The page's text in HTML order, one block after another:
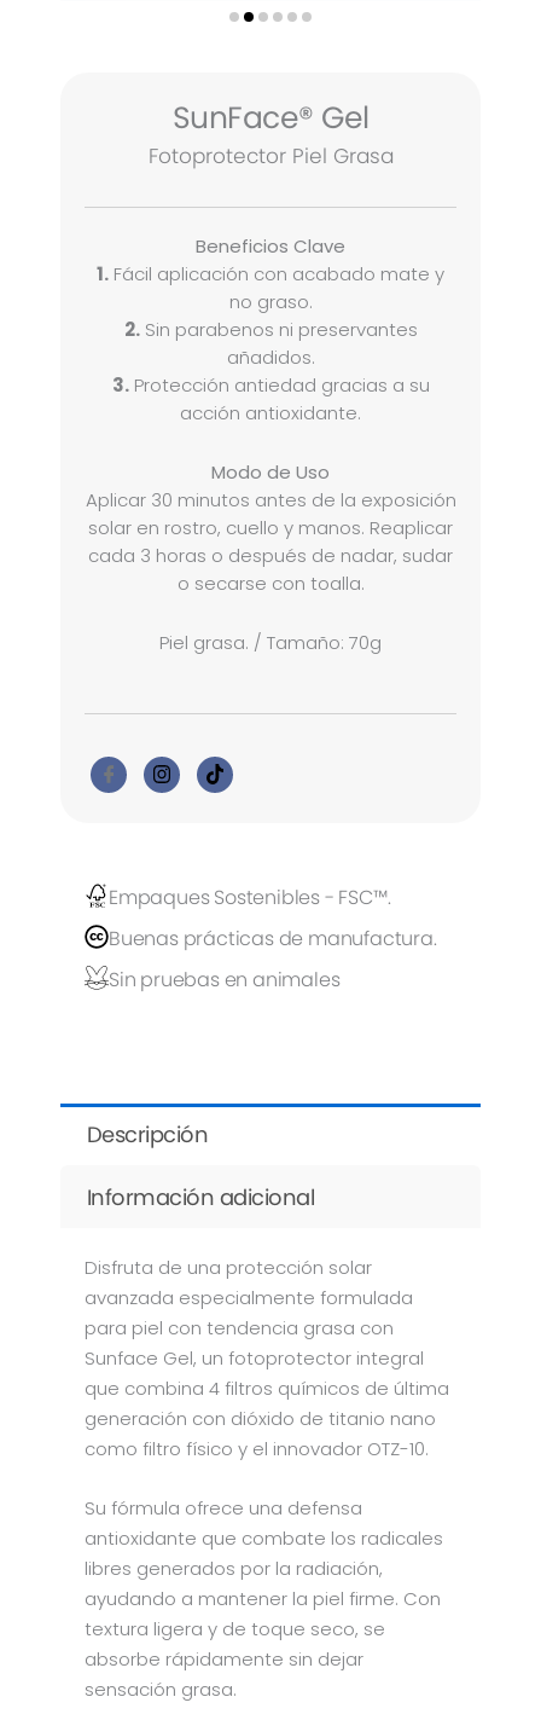
SunFace® Gel
Fotoprotector Piel Grasa
Beneficios Clave
1. Fácil aplicación con acabado mate y
no graso.
2.Sin parabenos ni preservantes
añadidos.
3.Protección antiedad gracias a su
acción antioxidante.
Modo de Uso
Aplicar 30 minutos antes de la exposición
solar en rostro, cuello y manos. Reaplicar
cada 3 horas o después de nadar, sudar
o secarse con toalla.
Piel grasa. / Tamaño: 70g
Empaques Sostenibles - FSC™.
Buenas prácticas de manufactura.
Sin pruebas en animales
Descripción
Información adicional
Disfruta de una protección solar
avanzada especialmente formulada
para piel con tendencia grasa con
Sunface Gel, un fotoprotector integral
que combina 4 filtros químicos de última
generación con dióxido de titanio nano
como filtro físico y el innovador OTZ-10.
Su fórmula ofrece una defensa
antioxidante que combate los radicales
libres generados por la radiación,
ayudando a mantener la piel firme. Con
textura ligera y de toque seco, se
absorbe rápidamente sin dejar
sensación grasa.